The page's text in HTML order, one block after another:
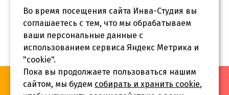
«Инва-Студия. Академия. Центр социальной реабилитации»,
© 2026 г.
Во время посещения сайта Инва-Студия вы
соглашаетесь с тем, что мы обрабатываем
ваши персональные данные с
использованием сервиса Яндекс Метрика и
"cookie".
Пока вы продолжаете пользоваться нашим
сайтом, мы будем собирать и хранить cookie,